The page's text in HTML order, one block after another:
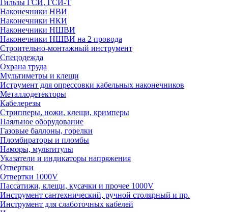
Гильзы ГСИ, ГСИ-Т
Наконечники НВИ
Наконечники НКИ
Наконечники НШВИ
Наконечники НШВИ на 2 провода
Строительно-монтажный инструмент
Спецодежда
Охрана труда
Мультиметры и клещи
Иструмент для опрессовки кабельных наконечников
Металлодетекторы
Кабелерезы
Стрипперы, ножи, клещи, кримперы
Паяльное оборудование
Газовые баллоны, горелки
Пломбираторы и пломбы
Наморы, мультитулы
Указатели и индикаторы напряжения
Отвертки
Отвертки 1000V
Пассатижи, клещи, кусачки и прочее 1000V
Инструмент сантехнический, ручной столярный и пр.
Инструмент для слаботочных кабелей